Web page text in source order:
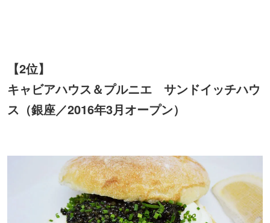
【2位】
キャビアハウス＆プルニエ サンドイッチハウ
ス（銀座／2016年3月オープン）